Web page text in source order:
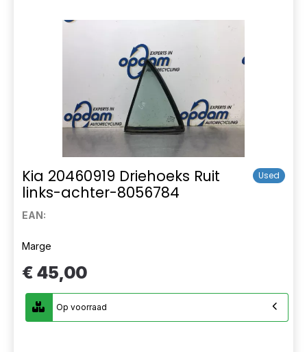
Kia 20460919 Driehoeks Ruit
links-achter-8056784
Used
EAN:
Marge
€ 45,00
Op voorraad